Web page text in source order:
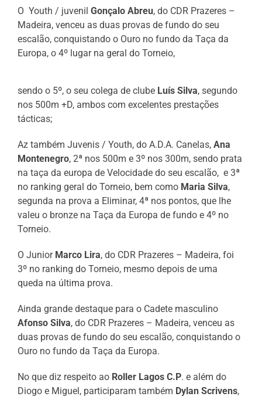
O Youth / juvenil Gonçalo Abreu, do CDR Prazeres –
Madeira, venceu as duas provas de fundo do seu
escalão, conquistando o Ouro no fundo da Taça da
Europa, o 4º lugar na geral do Torneio,
sendo o 5º, o seu colega de clube Luís Silva, segundo
nos 500m +D, ambos com excelentes prestações
tácticas;
Az também Juvenis / Youth, do A.D.A. Canelas, Ana
Montenegro, 2ª nos 500m e 3º nos 300m, sendo prata
na taça da europa de Velocidade do seu escalão, e 3ª
no ranking geral do Torneio, bem como Maria Silva,
segunda na prova a Eliminar, 4ª nos pontos, que lhe
valeu o bronze na Taça da Europa de fundo e 4º no
Torneio.
O Junior Marco Lira, do CDR Prazeres – Madeira, foi
3º no ranking do Torneio, mesmo depois de uma
queda na última prova.
Ainda grande destaque para o Cadete masculino
Afonso Silva, do CDR Prazeres – Madeira, venceu as
duas provas de fundo do seu escalão, conquistando o
Ouro no fundo da Taça da Europa.
No que diz respeito ao Roller Lagos C.P. e além do
Diogo e Miguel, participaram também Dylan Scrivens,